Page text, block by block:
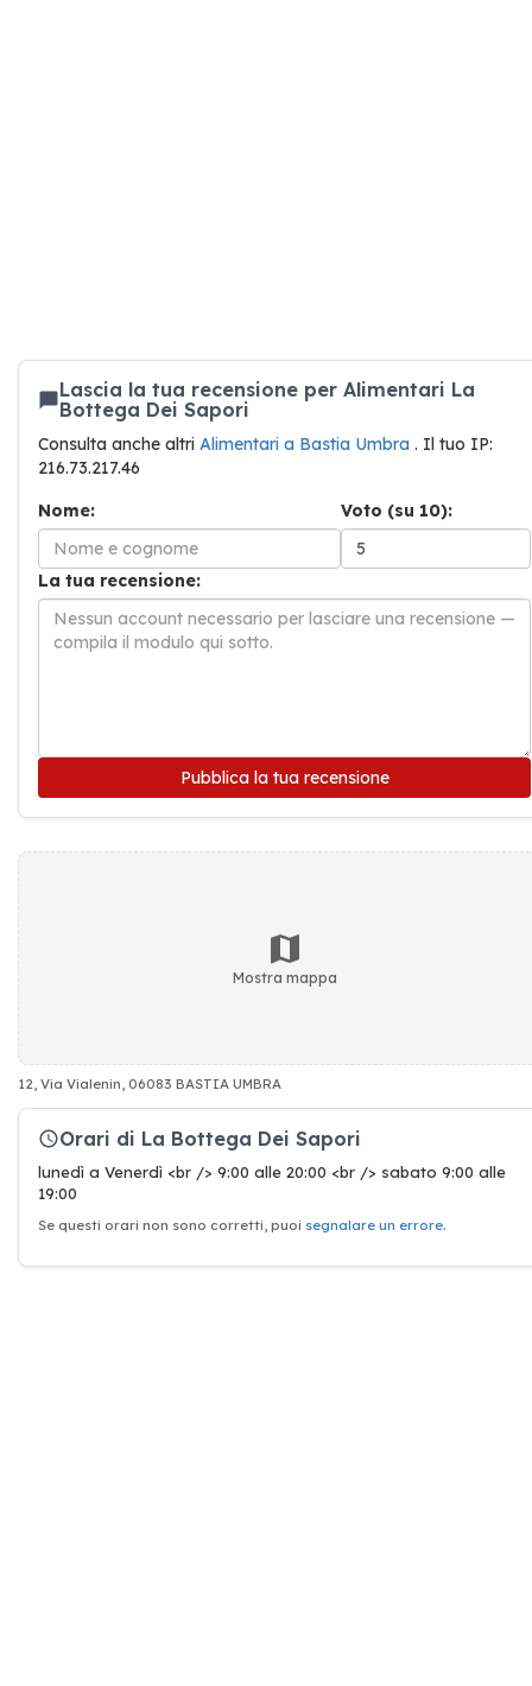
Lascia la tua recensione per Alimentari La
Bottega Dei Sapori
Consulta anche altri Alimentari a Bastia Umbra . Il tuo IP:
216.73.217.46
Nome:
Voto (su 10):
La tua recensione:
Pubblica la tua recensione
Mostra mappa
12, Via Vialenin, 06083 BASTIA UMBRA
Orari di La Bottega Dei Sapori
lunedì a Venerdì <br /> 9:00 alle 20:00 <br /> sabato 9:00 alle
19:00
Se questi orari non sono corretti, puoi segnalare un errore.